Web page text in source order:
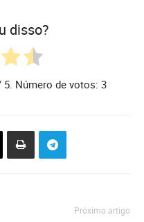
disso?
5. Número de votos: 3
Próximo artigo